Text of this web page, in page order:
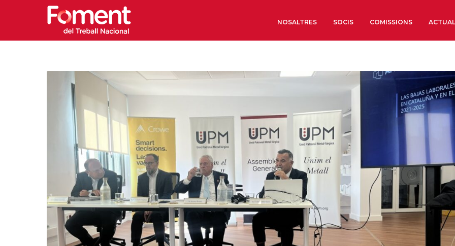
NOSALTRES
Òrgans Consultius
Estructura Executiva
Organitzacions
Organitzacions
Coneix més
Història
SOCIS COMISSIONS